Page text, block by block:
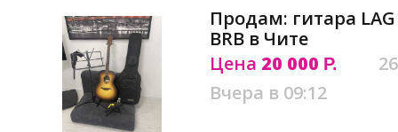
Продам: гитара
BRB в Чите
Цена 20 000 Р.
Вчера в 09:12